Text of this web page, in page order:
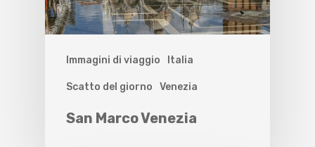
Immagini di viaggio Italia
Scatto del giorno Venezia
San Marco Venezia